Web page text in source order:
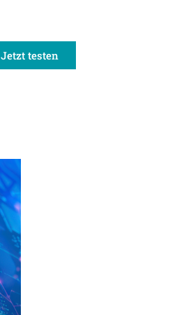
Jetzt testen